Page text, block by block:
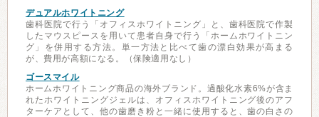
デュアルホワイトニング
歯科医院で行う「オフィスホワイトニング」と、歯科医院で作製
したマウスピースを用いて患者自身で行う「ホームホワイトニン
グ」を併用する方法。単一方法と比べて歯の漂白効果が高まる
が、費用が高額になる。（保険適用なし）
ゴースマイル
ホームホワイトニング商品の海外ブランド。過酸化水素6%が含ま
れたホワイトニングジェルは、オフィスホワイトニング後のアフ
ターケアとして、他の歯磨き粉と一緒に使用すると、歯の白さの